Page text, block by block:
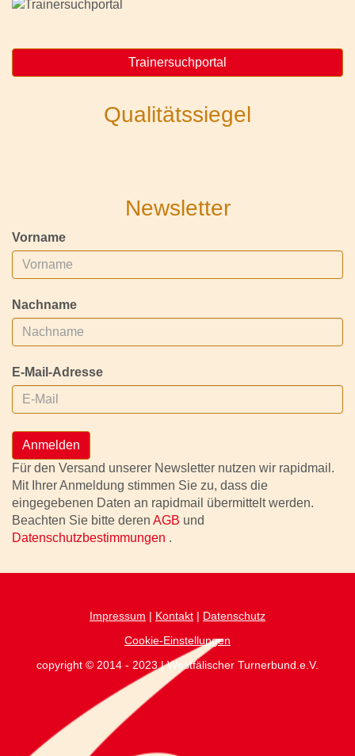
Trainersuchportal
Qualitätssiegel
Newsletter
Vorname
Nachname
E-Mail-Adresse
Anmelden
Für den Versand unserer Newsletter nutzen wir rapidmail.
Mit Ihrer Anmeldung stimmen Sie zu, dass die
eingegebenen Daten an rapidmail übermittelt werden.
Beachten Sie bitte deren AGB und
Datenschutzbestimmungen .
Impressum | Kontakt | Datenschutz
Cookie-Einstellungen
copyright © 2014 - 2023 | Westfälischer Turnerbund.e.V.